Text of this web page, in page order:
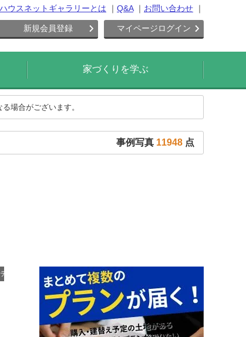
ハウスネットギャラリーとは Q&A お問い合わせ
新規会員登録 マイページログイン
家づくりを学ぶ
場合がございます。
事例写真 11948 点
ーブル / ダイニング